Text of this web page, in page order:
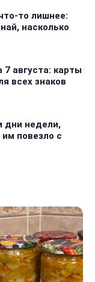
то лишнее:
насколько
7 августа: карты
всех знаков
дни недели,
им повезло с